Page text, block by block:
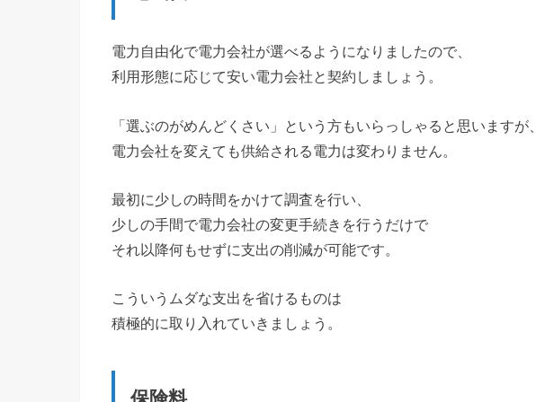
電力自由化で電力会社が選べるようになりましたので、
利用形態に応じて安い電力会社と契約しましょう。
「選ぶのがめんどくさい」という方もいらっしゃると思いますが、
電力会社を変えても供給される電力は変わりません。
最初に少しの時間をかけて調査を行い、
少しの手間で電力会社の変更手続きを行うだけで
それ以降何もせずに支出の削減が可能です。
こういうムダな支出を省けるものは
積極的に取り入れていきましょう。